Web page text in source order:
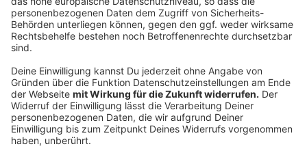
12. Januar 2020, 18.15 Uhr: Österreich - Ukraine
12. Januar 2020: 18.15 Uhr: Frankreich - Norwegen
12. Januar 2020: 18.15 Uhr: Schweden - Slowenien
13. Januar 2020, 18.15 Uhr: Montenegro -
Weißrussland
13. Januar 2020, 18.15 Uhr: Lettland - Deutschland